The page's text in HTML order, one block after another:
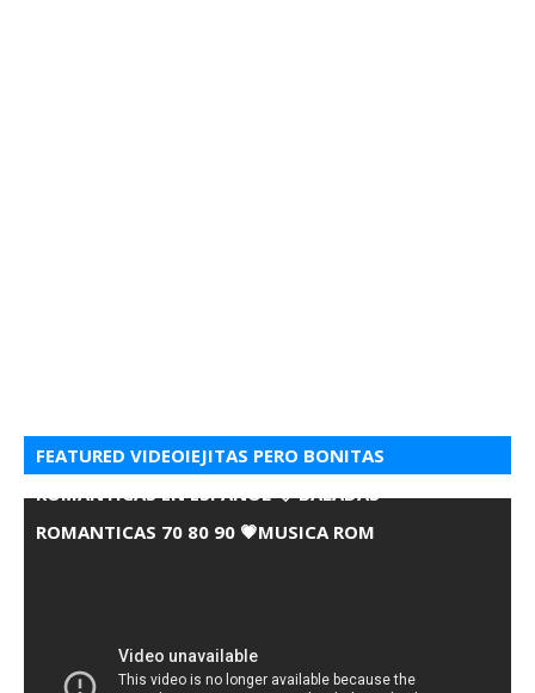
FEATURED VIDEOIEJITAS PERO BONITAS
ROMANTICAS EN ESPANOL 💘 BALADAS
ROMANTICAS 70 80 90 💗MUSICA ROM